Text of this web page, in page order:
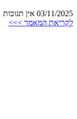
03/11/2025 אין תגובות
לקריאת המאמר >>>